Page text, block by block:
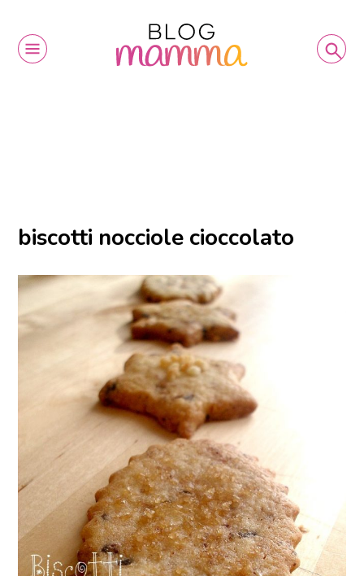
biscotti nocciole cioccolato